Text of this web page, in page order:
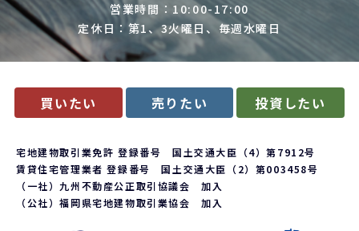
営業時間：10:00-17:00
定休日：第1、3火曜日、毎週水曜日
買いたい 売りたい 投資したい
宅地建物取引業免許 登録番号 国土交通大臣（4）第7912号
賃貸住宅管理業者 登録番号 国土交通大臣（2）第003458号
（一社）九州不動産公正取引協議会 加入
（公社）福岡県宅地建物取引業協会 加入